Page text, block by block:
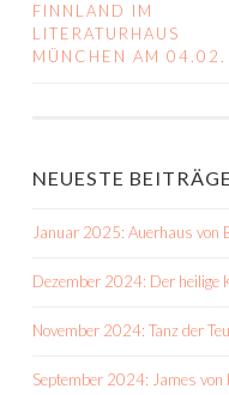
NAVIGATION
FINNLAND IM
LITERATURHAUS
MÜNCHEN AM 04.02.
NEUESTE BEITRÄGE
Januar 2025: Auerhaus von
Dezember 2024: Der heilige
November 2024: Tanz der
September 2024: James von